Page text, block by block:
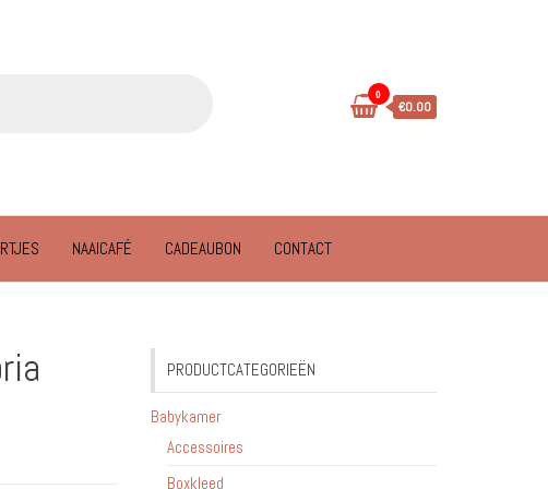
0
€0.00
NAAICAFÉ CADEAUBON CONTACT
PRODUCTCATEGORIEËN
Babykamer
Accessoires
Boxkleed